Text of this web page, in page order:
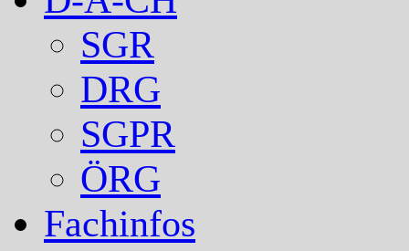
SGR
DRG
SGPR
ÖRG
Fachinfos